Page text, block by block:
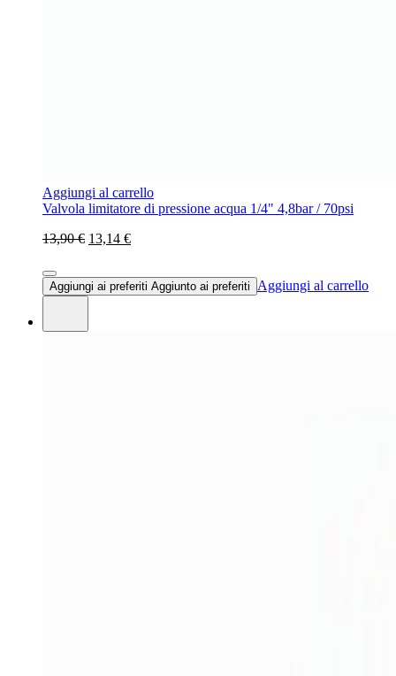
Aggiungi al carrello
Valvola limitatore di pressione acqua 1/4" 4,8bar / 70psi
13,90 € 13,14 €
Aggiungi ai preferiti Aggiunto ai preferiti Aggiungi al carrello